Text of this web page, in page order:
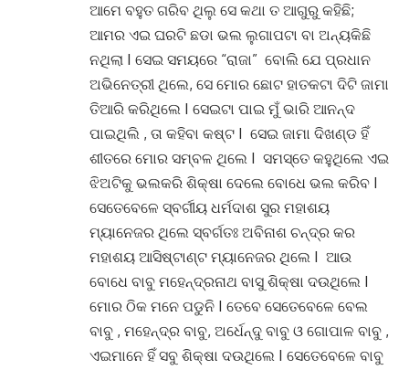
ଆମେ ବହୁତ ଗରିବ ଥିଲୁ ସେ କଥା ତ ଆଗୁରୁ କହିଛି;
ଆମର ଏଇ ଘରଟି ଛଡା ଭଲ ଲୁଗାପଟା ବା ଅନ୍ୟକିଛି
ନଥିଲା I ସେଇ ସମୟରେ “ରାଜା” ବୋଲି ଯେ ପ୍ରଧାନ
ଅଭିନେତ୍ରୀ ଥିଲେ, ସେ ମୋର ଛୋଟ ହାତକଟା ଦିଟି ଜାମା
ତିଆରି କରିଥିଲେ I ସେଇଟା ପାଇ ମୁଁ ଭାରି ଆନନ୍ଦ
ପାଇଥିଲି , ତା କହିବା କଷ୍ଟ I ସେଇ ଜାମା ଦିଖଣ୍ଡ ହିଁ
ଶୀତରେ ମୋର ସମ୍ବଳ ଥିଲେ I ସମସ୍ତେ କହୁଥିଲେ ଏଇ
ଝିଅଟିକୁ ଭଲକରି ଶିକ୍ଷା ଦେଲେ ବୋଧେ ଭଲ କରିବ I
ସେତେବେଳେ ସ୍ବର୍ଗୀୟ ଧର୍ମଦାଶ ସୁର ମହାଶୟ
ମ୍ୟାନେଜର ଥିଲେ ସ୍ବର୍ଗତଃ ଅବିନାଶ ଚନ୍ଦ୍ର କର
ମହାଶୟ ଆସିଷ୍ଟାଣ୍ଟ ମ୍ୟାନେଜର ଥିଲେ I ଆଉ
ବୋଧେ ବାବୁ ମହେନ୍ଦ୍ରନାଥ ବାସୁ ଶିକ୍ଷା ଦଉଥିଲେ I
ମୋର ଠିକ ମନେ ପଡୁନି I ତେବେ ସେତେବେଳେ ବେଲ
ବାବୁ , ମହେନ୍ଦ୍ର ବାବୁ, ଅର୍ଧେନ୍ଦୁ ବାବୁ ଓ ଗୋପାଳ ବାବୁ ,
ଏଇମାନେ ହିଁ ସବୁ ଶିକ୍ଷା ଦଉଥିଲେ I ସେତେବେଳେ ବାବୁ